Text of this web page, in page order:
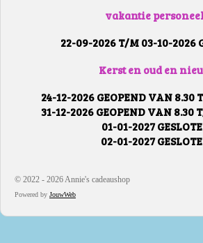
vakantie
22-09-2026 T/M 03-10-2026
Kerst en oud en
24-12-2026 GEOPEND VAN 8.30
31-12-2026 GEOPEND VAN 8.30
01-01-2027
02-01-2027
© 2022 - 2026 Annie's cadeaushop
Powered by JouwWeb